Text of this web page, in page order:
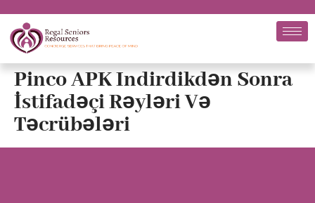
Pinco APK Indirdikdən Sonra
İstifadəçi Rəyləri Və
Təcrübələri